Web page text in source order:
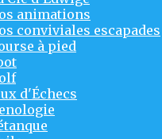
animations
conviviales escapades
à pied
d'Échecs